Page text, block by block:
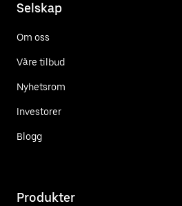
Selskap
Om oss
Våre tilbud
Nyhetsrom
Investorer
Blogg
Produkter